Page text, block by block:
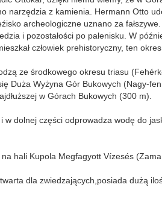
narzędzia z kamienia. Hermann Otto
archeologiczne uznano za
i pozostałości po palenisku. W
człowiek prehistoryczny, ten
ze środkowego okresu triasu
Duża Wyżyna Gór Bukowych (Nagy-
w Górach Bukowych (300 m).
dolnej części odprowadza wodę do
hali Kupola Megfagyott Vízesés
dla zwiedzających,posiada dużą